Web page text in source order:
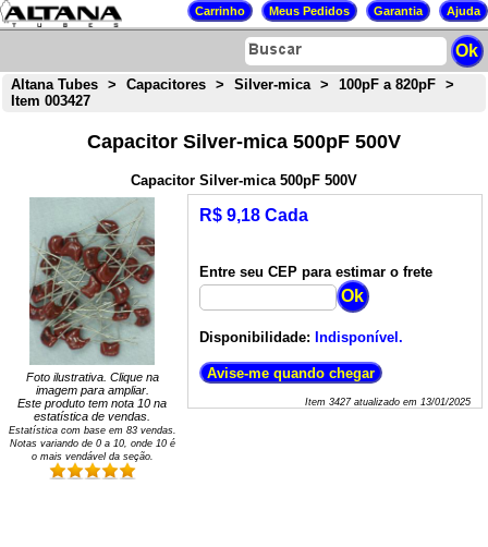
Altana Tubes > Capacitores > Silver-mica > 100pF a 820pF
>
Item 003427
Capacitor Silver-mica 500pF 500V
Capacitor Silver-mica 500pF 500V
Foto ilustrativa. Clique na
imagem para ampliar.
Este produto tem nota 10 na
estatística de vendas.
Estatística com base em 83vendas.
Notas variando de 0a 10, onde 10 é
o mais vendável da seção.
R$ 9,18 Cada
Entre seu CEP para estimar o frete
Disponibilidade: Indisponível.
Item 3427atualizado em 13/01/2025